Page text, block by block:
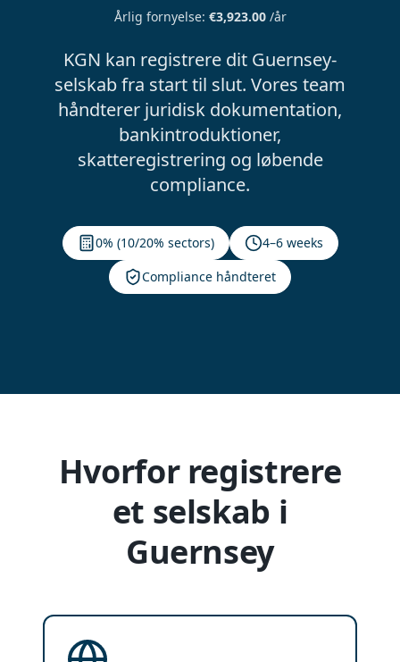
Årlig fornyelse: €3,923.00 /år
KGN kan registrere dit Guernsey-
selskab fra start til slut. Vores team
håndterer juridisk dokumentation,
bankintroduktioner,
skatteregistrering og løbende
compliance.
0% (10/20% sectors)
4–6 weeks
Compliance håndteret
Hvorfor registrere
et selskab i
Guernsey